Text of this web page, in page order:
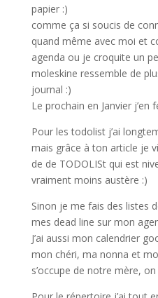
papier :)
comme ça si soucis de
quand même avec moi et
agenda ou je croquite un
moleskine ressemble de
journal :)
Le prochain en Janvier j’en
Pour les todolist j’ai
mais grâce à ton article je
de de TODOLISt qui est
vraiment moins austère :)
Sinon je me fais des listes
mes dead line sur mon
J’ai aussi mon calendrier
mon chéri, ma nonna et
s’occupe de notre mère,